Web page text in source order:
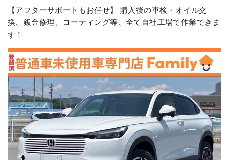
【充実のプレミアム会員制度】 お車のご購入や車検で無料
で会員になっていただけます。ランクを上げてどんどんお得
を体感してください♪